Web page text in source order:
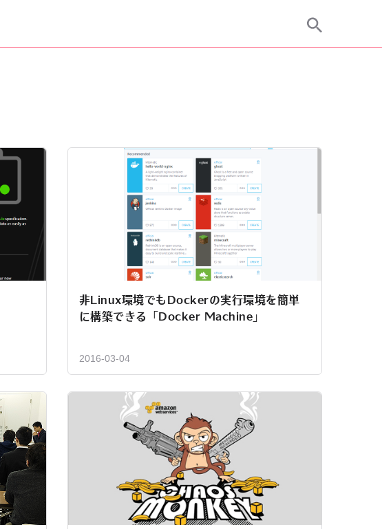
非Linux環境でもDockerの実行環境を簡単
に構築できる「Docker Machine」
2016-03-04